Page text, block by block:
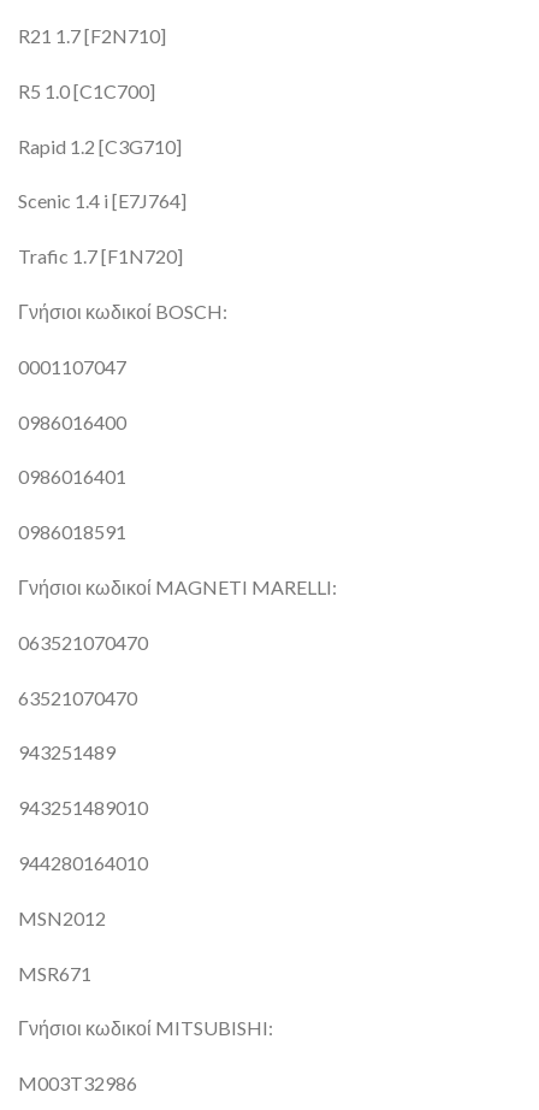
R21 1.7 [F2N710]
R5 1.0 [C1C700]
Rapid 1.2 [C3G710]
Scenic 1.4 i [E7J764]
Trafic 1.7 [F1N720]
Γνήσιοι κωδικοί BOSCH:
0001107047
0986016400
0986016401
0986018591
Γνήσιοι κωδικοί MAGNETI MARELLI:
063521070470
63521070470
943251489
943251489010
944280164010
MSN2012
MSR671
Γνήσιοι κωδικοί MITSUBISHI:
M003T32986